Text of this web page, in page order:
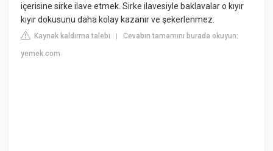
içerisine sirke ilave etmek. Sirke ilavesiyle baklavalar o kıyır
kıyır dokusunu daha kolay kazanır ve şekerlenmez.
Kaynak kaldırma talebi |Cevabın tamamını burada okuyun:
yemek.com